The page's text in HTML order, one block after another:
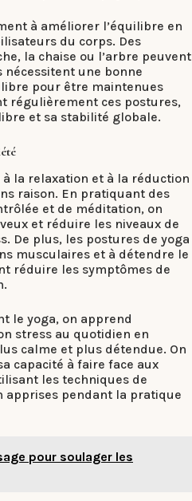
à améliorer l’équilibre en
du corps. Des
la chaise ou l’arbre peuvent
une bonne
pour être maintenues
régulièrement ces postures,
et sa stabilité globale.
à la relaxation et à la réduction
raison. En pratiquant des
et de méditation, on
et réduire les niveaux de
De plus, les postures de yoga
musculaires et à détendre le
réduire les symptômes de
le yoga, on apprend
stress au quotidien en
calme et plus détendue. On
capacité à faire face aux
les techniques de
apprises pendant la pratique
pour soulager les